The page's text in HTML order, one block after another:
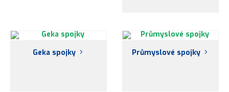
Geka spojky Průmyslové spojky